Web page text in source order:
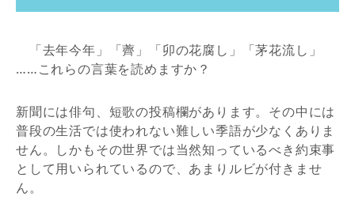
「去年今年」「薺」「卯の花腐し」「茅花流し」
……これらの言葉を読めますか？
新聞には俳句、短歌の投稿欄があります。その中には
普段の生活では使われない難しい季語が少なくありま
せん。しかもその世界では当然知っているべき約束事
として用いられているので、あまりルビが付きませ
ん。